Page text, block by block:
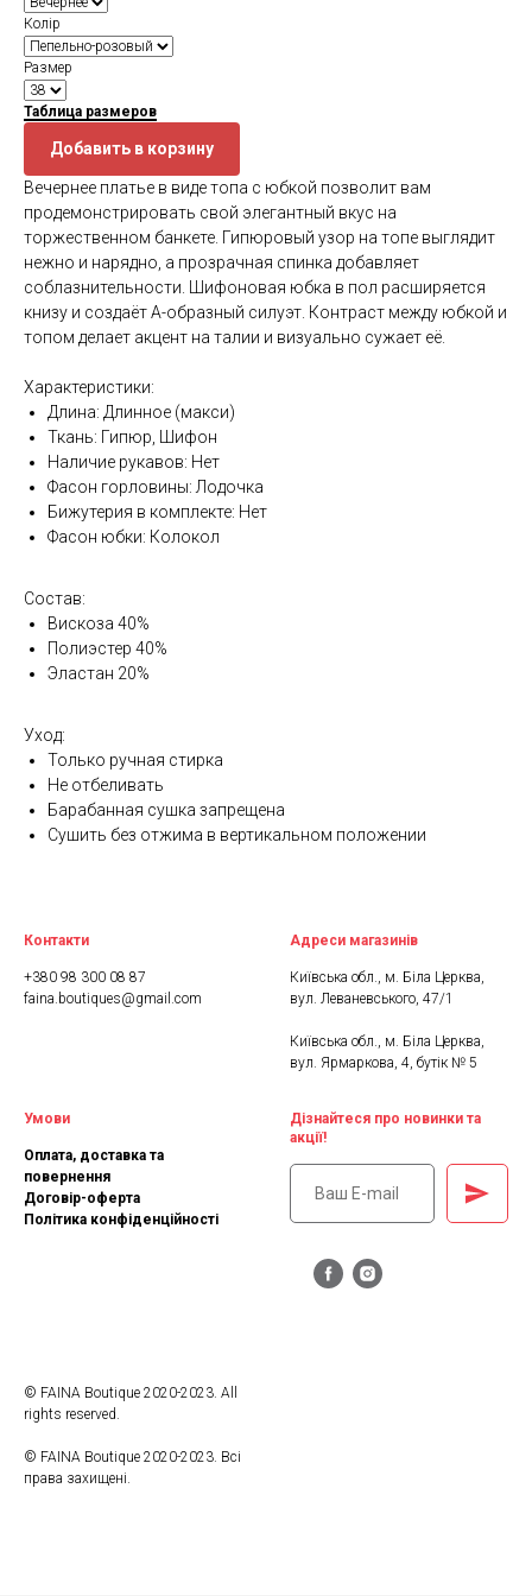
Колір
Размер
Таблица размеров
Добавить в корзину
Вечернее платье в виде топа с юбкой позволит вам
продемонстрировать свой элегантный вкус на
торжественном банкете. Гипюровый узор на топе выглядит
нежно и нарядно, а прозрачная спинка добавляет
соблазнительности. Шифоновая юбка в пол расширяется
книзу и создаёт А-образный силуэт. Контраст между юбкой и
топом делает акцент на талии и визуально сужает её.
Характеристики:
Длина: Длинное (макси)
Ткань: Гипюр, Шифон
Наличие рукавов: Нет
Фасон горловины: Лодочка
Бижутерия в комплекте: Нет
Фасон юбки: Колокол
Состав:
Вискоза 40%
Полиэстер 40%
Эластан 20%
Уход:
Только ручная стирка
Не отбеливать
Барабанная сушка запрещена
Сушить без отжима в вертикальном положении
Контакти
+380 98 300 08 87
faina.boutiques@gmail.com
Адреси магазинів
Київська обл., м. Біла Церква,
вул. Леваневського, 47/1
Київська обл., м. Біла Церква,
вул. Ярмаркова, 4, бутік № 5
Умови
Оплата, доставка та
повернення
Договір-оферта
Політика конфіденційності
Дізнайтеся про новинки та
акції!
© FAINA Boutique 2020-2023. All
rights reserved.
© FAINA Boutique 2020-2023. Всі
права захищені.